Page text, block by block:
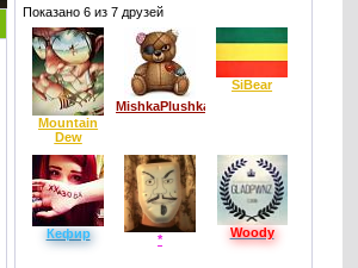
Показано 6 из 7 друзей
Mountain
Dew
MishkaPlushka
SiBear
Кефир * Woody